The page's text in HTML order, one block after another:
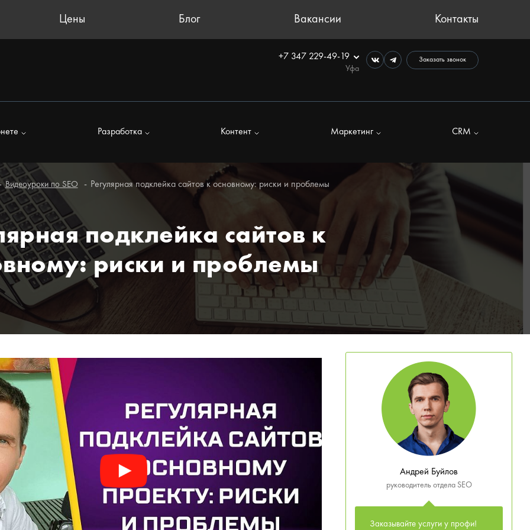
Цены Блог Вакансии Контакты
+7 347 229-49-19
Уфа
Заказать звонок
Разработка Контент Маркетинг CRM
Видеоуроки по SEO Регулярная подклейка сайтов к основному: риски и проблемы
подклейка сайтов к
риски и проблемы
Андрей Буйлов
руководитель отдела SEO
Заказывайте услуги у профи!